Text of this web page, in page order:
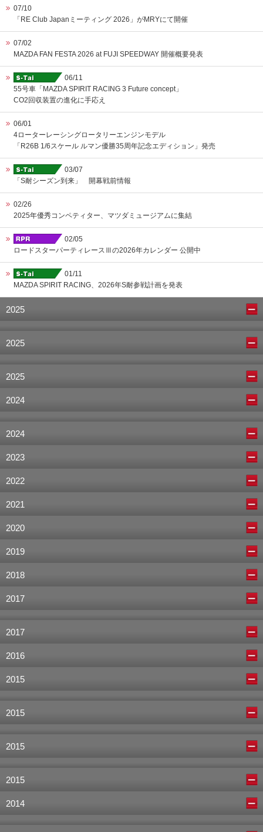
07/10
「RE Club Japanミーティング 2026」がMRYにて開催
07/02
MAZDA FAN FESTA 2026 at FUJI SPEEDWAY 開催概要発表
06/11
55号車「MAZDA SPIRIT RACING 3 Future concept」
CO2回収装置の進化に手応え
06/01
4ローターレーシングロータリーエンジンモデル
「R26B 1/6スケール ルマン優勝35周年記念エディション」発売
03/07
「S耐シーズン到来」 開幕戦前情報
02/26
2025年優秀コンペティター、マツダミュージアムに集結
02/05
ロードスターパーティレースⅢの2026年カレンダー 公開中
01/11
MAZDA SPIRIT RACING、2026年S耐参戦計画を発表
2025
2025
2025
2024
2024
2023
2022
2021
2020
2019
2018
2017
2017
2016
2015
2015
2015
2015
2014